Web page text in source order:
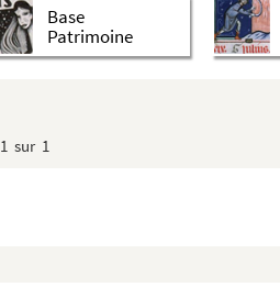
Base
Patrimoine
1 sur 1